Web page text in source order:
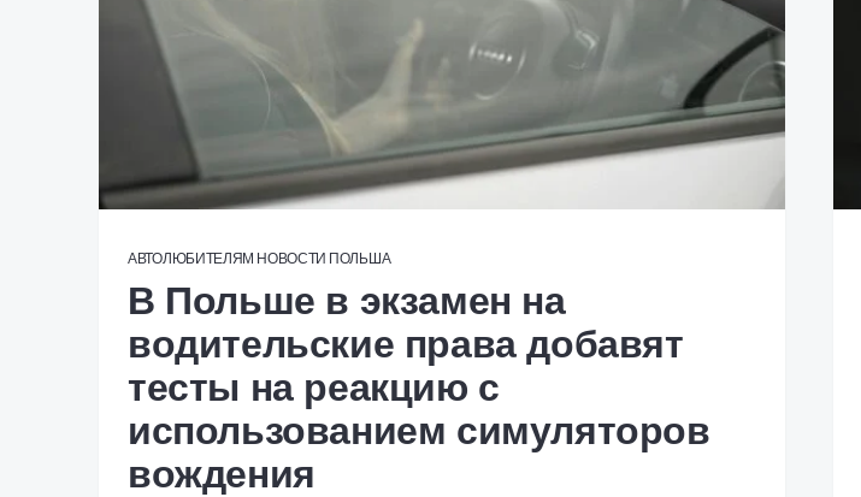
АВТОЛЮБИТЕЛЯМ НОВОСТИ ПОЛЬША
В Польше в экзамен на
водительские права добавят
тесты на реакцию с
использованием симуляторов
вождения